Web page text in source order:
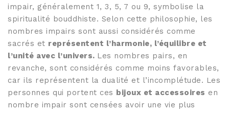
impair, généralement 1, 3, 5, 7 ou 9, symbolise la
spiritualité bouddhiste. Selon cette philosophie, les
nombres impairs sont aussi considérés comme
sacrés et représentent l’harmonie, l’équilibre et
l’unité avec l’univers. Les nombres pairs, en
revanche, sont considérés comme moins favorables,
car ils représentent la dualité et l’incomplétude. Les
personnes qui portent ces bijoux et accessoires en
nombre impair sont censées avoir une vie plus